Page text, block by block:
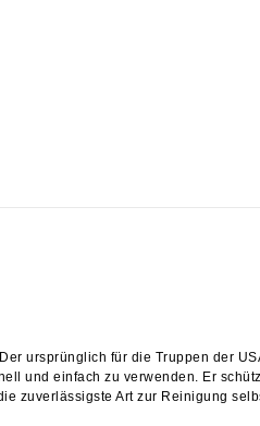
ursprünglich für die Truppen der
und einfach zu verwenden. Er
zuverlässigste Art zur Reinigung